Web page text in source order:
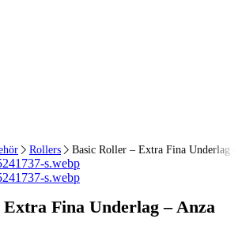
Rollers Basic Roller – Extra Fina Underlag –
Fina Underlag – Anza